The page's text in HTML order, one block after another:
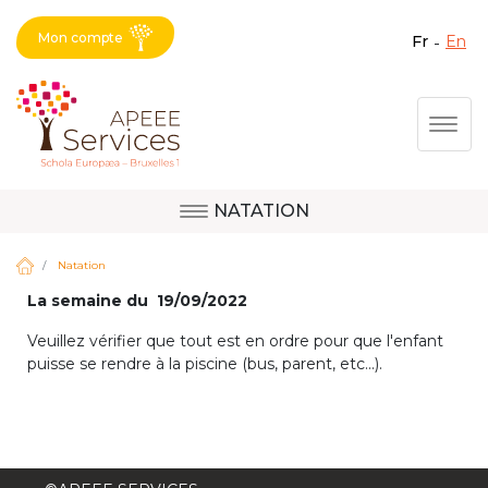
Aller
Fermer X
Question, avis,
demande, suggestion :
contactez le bon
service !
+32 (0)472 07 35 25
Mon compte fr en
NATATION
Site de Berkendael
Natation
La semaine du 19/09/2022
Veuillez vérifier que tout est en ordre pour que l'enfant
puisse se rendre à la piscine (bus, parent, etc...).